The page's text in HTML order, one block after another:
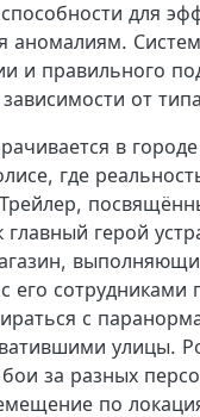
для
аномалиям.
и правильного
от
в
где
главный герой
его сотрудниками
с
улицы.
за разных
по